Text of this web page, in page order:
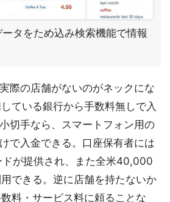
タをため込み検索機能で情報
際の店舗がないのがネックにな
ている銀行から手数料無しで入
切手なら、スマートフォン用の
で入金できる。口座保有者には
が提供され、また全米40,000
できる。逆に店舗を持たないか
料・サービス料に頼ることな